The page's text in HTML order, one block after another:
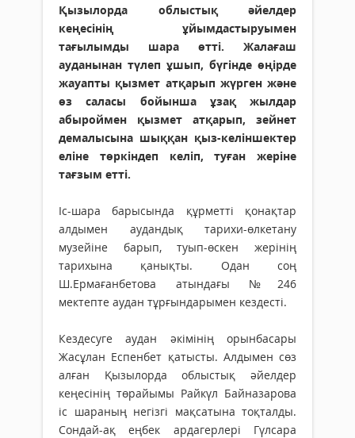
Қызылорда облыстық әйелдер
кеңесінің ұйымдастыруымен
тағылымды шара өтті. Жалағаш
ауданынан түлеп ұшып, бүгінде өңірде
жауапты қызмет атқарып жүрген және
өз саласы бойынша ұзақ жылдар
абыроймен қызмет атқарып, зейнет
демалысына шыққан қыз-келіншектер
еліне төркіндеп келіп, туған жеріне
тағзым етті.
Іс-шара барысында құрметті қонақтар
алдымен аудандық тарихи-өлкетану
музейіне барып, туып-өскен жерінің
тарихына қанықты. Одан соң
Ш.Ермағанбетова атындағы №246
мектепте аудан тұрғындарымен кездесті.
Кездесуге аудан әкімінің орынбасары
Жасұлан Еспенбет қатысты. Алдымен сөз
алған Қызылорда облыстық әйелдер
кеңесінің төрайымы Райкүл Байназарова
іс шараның негізгі мақсатына тоқталды.
Сондай-ақ еңбек ардагерлері Гүлсара